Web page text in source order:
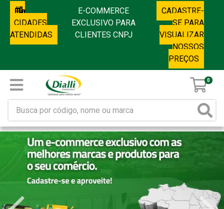
CIDADES
ATENDIDAS
E-COMMERCE
EXCLUSIVO PARA
CLIENTES CNPJ
CADASTRE-
SE PARA
VISUALIZAR
NOSSOS
PREÇOS
0